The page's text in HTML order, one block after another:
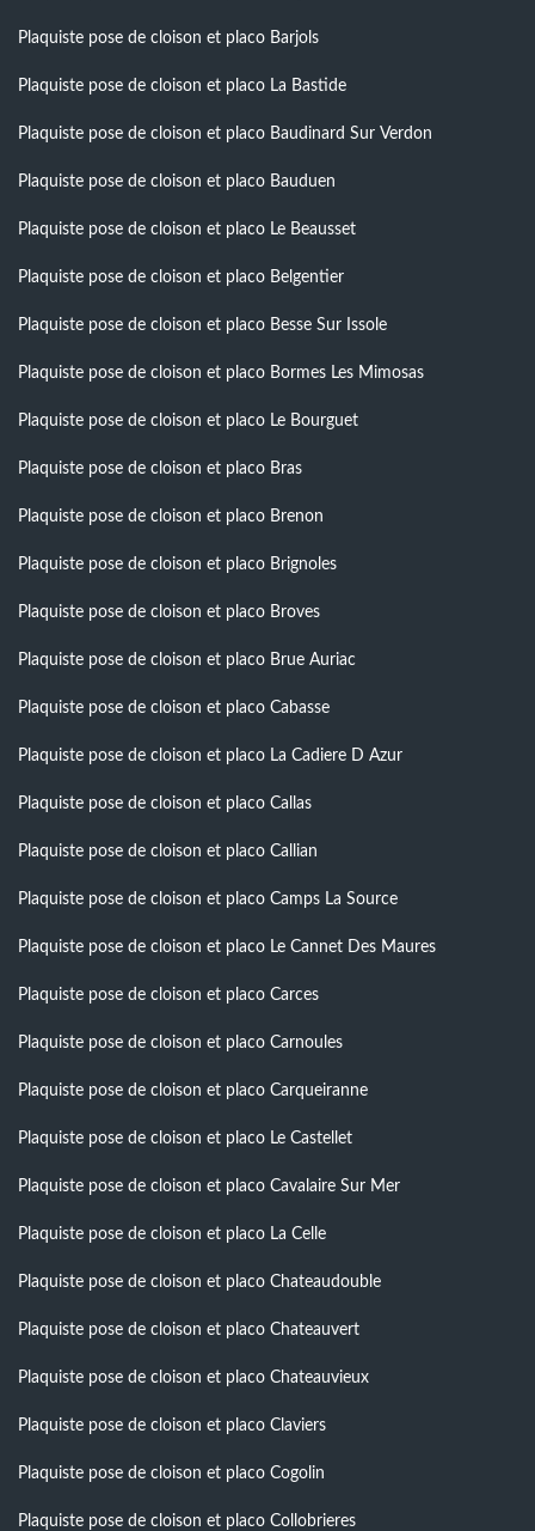
Plaquiste pose de cloison et placo Barjols
Plaquiste pose de cloison et placo La Bastide
Plaquiste pose de cloison et placo Baudinard Sur Verdon
Plaquiste pose de cloison et placo Bauduen
Plaquiste pose de cloison et placo Le Beausset
Plaquiste pose de cloison et placo Belgentier
Plaquiste pose de cloison et placo Besse Sur Issole
Plaquiste pose de cloison et placo Bormes Les Mimosas
Plaquiste pose de cloison et placo Le Bourguet
Plaquiste pose de cloison et placo Bras
Plaquiste pose de cloison et placo Brenon
Plaquiste pose de cloison et placo Brignoles
Plaquiste pose de cloison et placo Broves
Plaquiste pose de cloison et placo Brue Auriac
Plaquiste pose de cloison et placo Cabasse
Plaquiste pose de cloison et placo La Cadiere D Azur
Plaquiste pose de cloison et placo Callas
Plaquiste pose de cloison et placo Callian
Plaquiste pose de cloison et placo Camps La Source
Plaquiste pose de cloison et placo Le Cannet Des Maures
Plaquiste pose de cloison et placo Carces
Plaquiste pose de cloison et placo Carnoules
Plaquiste pose de cloison et placo Carqueiranne
Plaquiste pose de cloison et placo Le Castellet
Plaquiste pose de cloison et placo Cavalaire Sur Mer
Plaquiste pose de cloison et placo La Celle
Plaquiste pose de cloison et placo Chateaudouble
Plaquiste pose de cloison et placo Chateauvert
Plaquiste pose de cloison et placo Chateauvieux
Plaquiste pose de cloison et placo Claviers
Plaquiste pose de cloison et placo Cogolin
Plaquiste pose de cloison et placo Collobrieres